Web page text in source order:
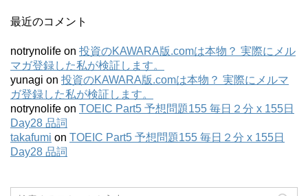
最近のコメント
notrynolife on 投資のKAWARA版.comは本物？ 実際にメル
マガ登録した私が検証します。
yunagi on 投資のKAWARA版.comは本物？ 実際にメルマ
ガ登録した私が検証します。
notrynolife on TOEIC Part5 予想問題155 毎日２分 x 155日
Day28 品詞
takafumi on TOEIC Part5 予想問題155 毎日２分 x 155日
Day28 品詞